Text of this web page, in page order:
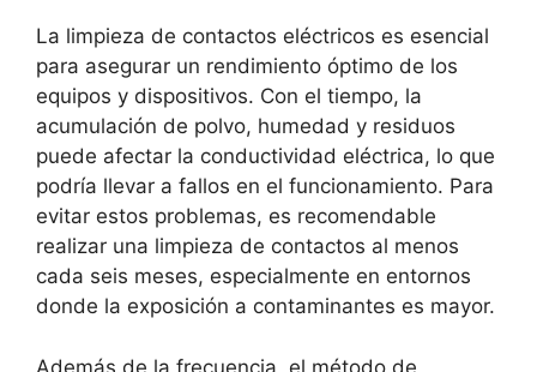
La limpieza de contactos eléctricos es esencial
para asegurar un rendimiento óptimo de los
equipos y dispositivos. Con el tiempo, la
acumulación de polvo, humedad y residuos
puede afectar la conductividad eléctrica, lo que
podría llevar a fallos en el funcionamiento. Para
evitar estos problemas, es recomendable
realizar una limpieza de contactos al menos
cada seis meses, especialmente en entornos
donde la exposición a contaminantes es mayor.
Además de la frecuencia, el método de